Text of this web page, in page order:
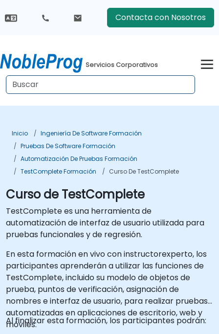
Contacta con Nosotros
Servicios Corporativos
Inicio
Ingeniería De Software Formación
Pruebas De Software Formación
Automatización De Pruebas Formación
TestComplete Formación
Curso De TestComplete
Curso de TestComplete
TestComplete es una herramienta de
automatización de interfaz de usuario utilizada para
pruebas funcionales y de regresión.
En esta formación en vivo con instructorexperto, los
participantes aprenderán a utilizar las funciones de
TestComplete, incluido su modelo de objetos de
prueba, puntos de verificación, asignación de
nombres e interfaz de usuario, para realizar pruebas
automatizadas en aplicaciones de escritorio, web y
móviles.
Al finalizar esta formación, los participantes podrán: